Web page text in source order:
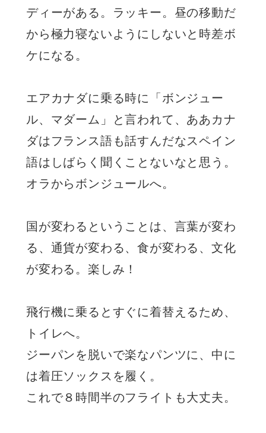
ディーがある。ラッキー。昼の移動だ
から極力寝ないようにしないと時差ボ
ケになる。
エアカナダに乗る時に「ボンジュー
ル、マダーム」と言われて、ああカナ
ダはフランス語も話すんだなスペイン
語はしばらく聞くことないなと思う。
オラからボンジュールへ。
国が変わるということは、言葉が変わ
る、通貨が変わる、食が変わる、文化
が変わる。楽しみ！
飛行機に乗るとすぐに着替えるため、
トイレへ。
ジーパンを脱いで楽なパンツに、中に
は着圧ソックスを履く。
これで８時間半のフライトも大丈夫。